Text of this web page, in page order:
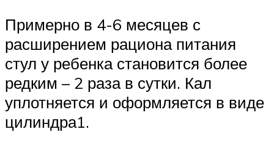
Примерно в 4-6 месяцев с
расширением рациона питания
стул у ребенка становится более
редким – 2 раза в сутки. Кал
уплотняется и оформляется в виде
цилиндра1.